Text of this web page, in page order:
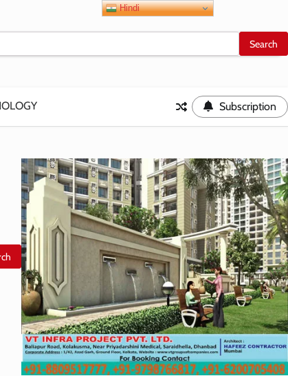
Subscription
Hindi